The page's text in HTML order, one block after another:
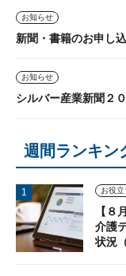
お知らせ
新聞・書籍のお申し
お知らせ
シルバー産業新聞２
週間ランキン
【８
介護
状況